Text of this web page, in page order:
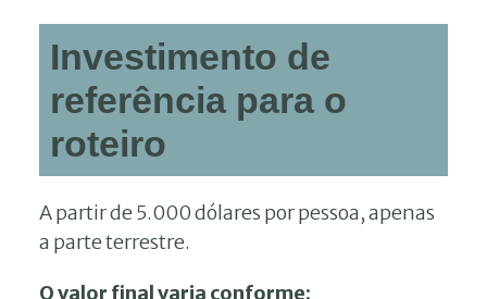
Investimento de
referência para o
roteiro
A partir de 5.000 dólares por pessoa, apenas
a parte terrestre.
O valor final varia conforme: